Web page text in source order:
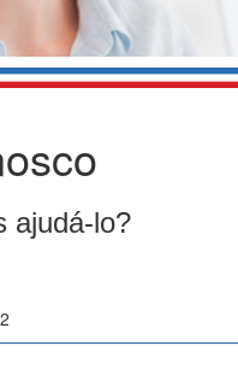
ajudá-lo?